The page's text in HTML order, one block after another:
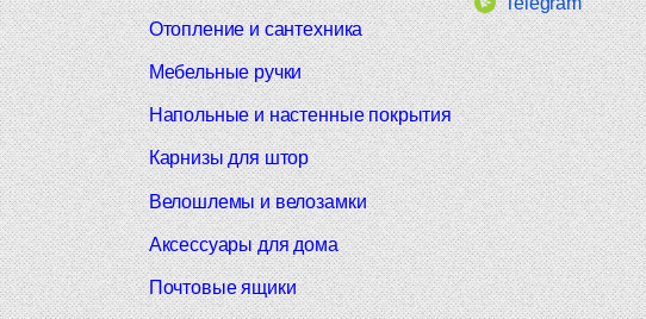
Отопление и сантехника
Мебельные ручки
Напольные и настенные покрытия
Карнизы для штор
Велошлемы и велозамки
Аксессуары для дома
Почтовые ящики